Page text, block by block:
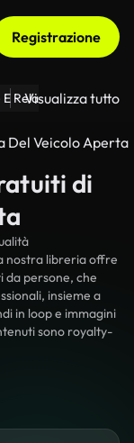
Registrazione
Relazioni Il
Visualizza tutto
Del Veicolo Aperta
di
nostra libreria offre
da persone, che
insieme a
in loop e immagini
sono royalty-